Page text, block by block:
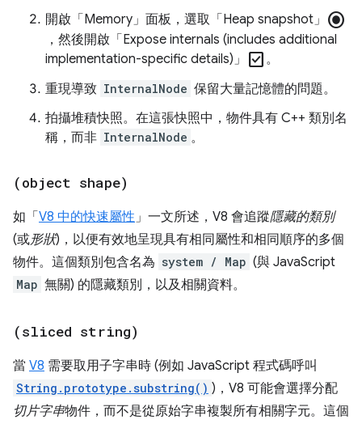
開啟「Memory」 面板，選取「Heap snapshot」 radio_button_checked
，然後開啟「Expose internals (includes additional
implementation-specific details)」 check_box 。
重現導致 InternalNode 保留大量記憶體的問題。
拍攝堆積快照。在這張快照中，物件具有 C++ 類別名
稱，而非 InternalNode 。
(object shape)
如「V8 中的快速屬性 」一文所述，V8 會追蹤隱藏的類別
(或形狀)，以便有效地呈現具有相同屬性和相同順序的多個
物件。這個類別包含名為 system / Map (與 JavaScript
Map 無關) 的隱藏類別，以及相關資料。
(sliced string)
當 V8 需要取用子字串時 (例如 JavaScript 程式碼呼叫
String.prototype.substring() )，V8 可能會選擇分配
切片字串物件，而不是從原始字串複製所有相關字元。這個